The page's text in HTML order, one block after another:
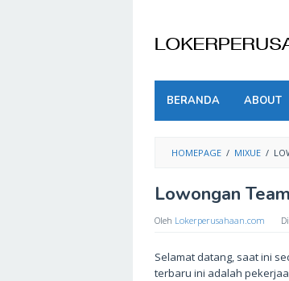
content
BERANDA ABOUT
HOMEPAGE / MIXUE /
Lowongan
Oleh Lokerperusahaan.com
Selamat datang, saat ini
terbaru ini adalah